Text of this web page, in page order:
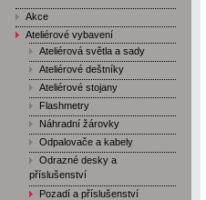
Akce
Ateliérové vybavení
Ateliérová světla a sady
Ateliérové deštníky
Ateliérové stojany
Flashmetry
Náhradní žárovky
Odpalovače a kabely
Odrazné desky a
příslušenství
Pozadí a příslušenství